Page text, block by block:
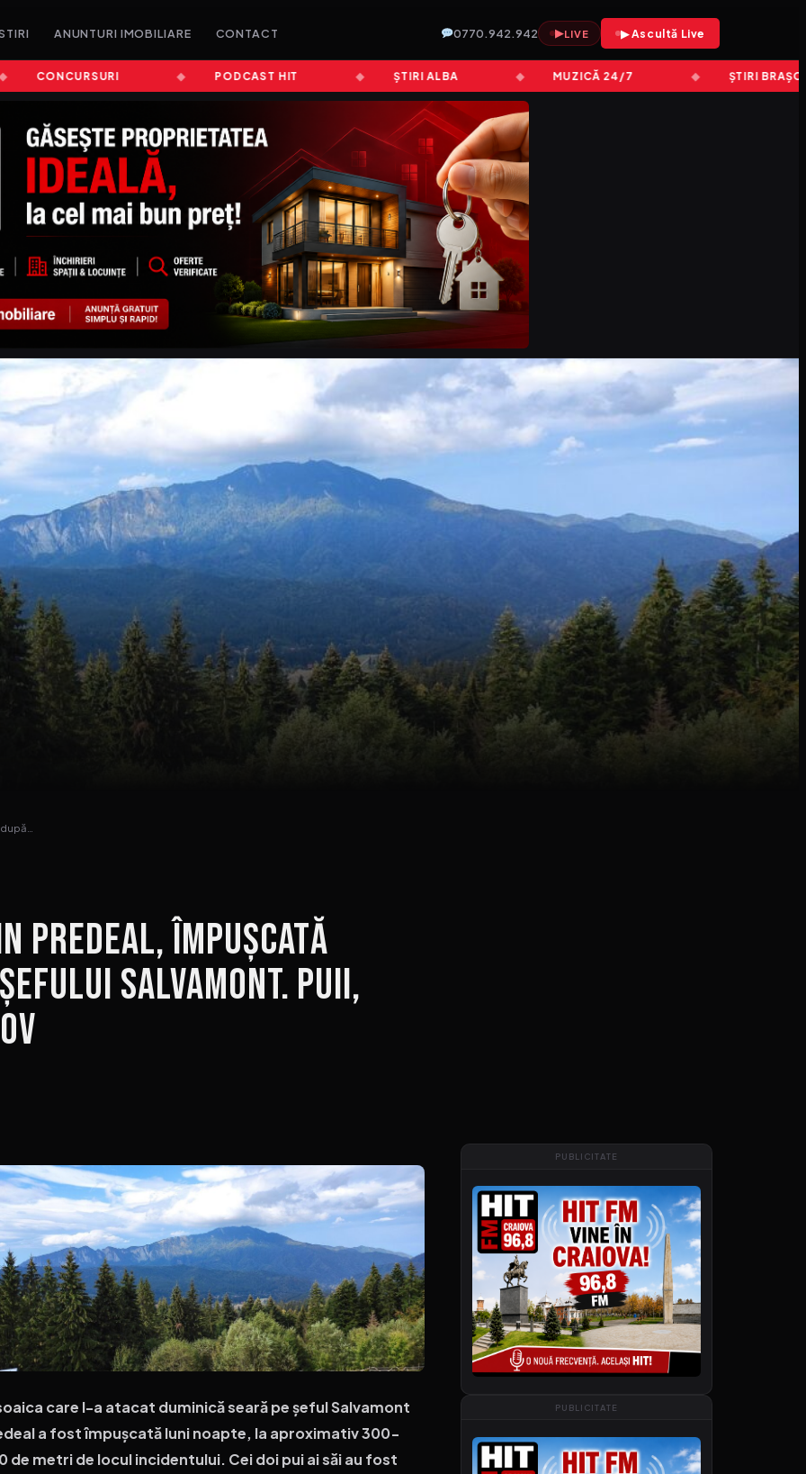
ANUNTURI IMOBILIARE CONTACT 0770.942.942 ▶LIVE ▶ Ascultă Live
CONCURSURI PODCAST HIT ȘTIRI ALBA MUZICĂ 24/7 ȘTIRI BRAȘOV
Predeal, împușcată
Salvamont. Puii,
care l-a atacat duminică seară pe șeful Salvamont
a fost împușcată luni noapte, la aproximativ 300-
de metri de locul incidentului. Cei doi pui ai săi au fost
PUBLICITATE
PUBLICITATE